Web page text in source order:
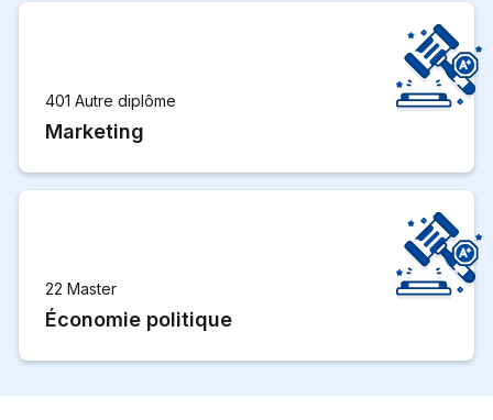
401 Autre diplôme
Marketing
22 Master
Économie politique